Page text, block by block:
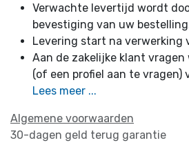
Verwachte levertijd wordt
bevestiging van uw
Levering start na verwerking
Aan de zakelijke klant
(of een profiel aan te vragen)
Lees meer ...
Algemene voorwaarden
30-dagen geld terug garantie